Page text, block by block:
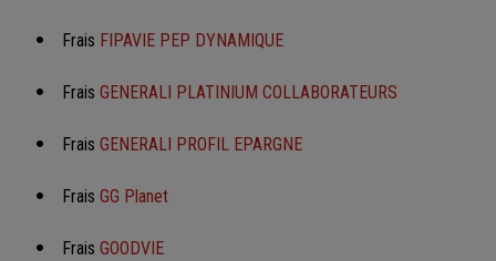
Frais FIPAVIE PEP DYNAMIQUE
Frais GENERALI PLATINIUM COLLABORATEURS
Frais GENERALI PROFIL EPARGNE
Frais GG Planet
Frais GOODVIE